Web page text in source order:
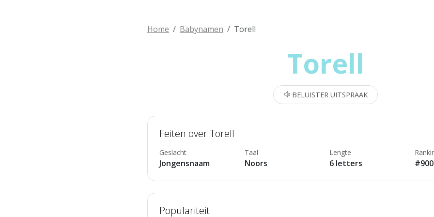
Home Babynamen Torell
Torell
BELUISTER UITSPRAAK
Feiten over Torell
Geslacht
Jongensnaam
Taal
Noors
Lengte
6 letters
Populariteit